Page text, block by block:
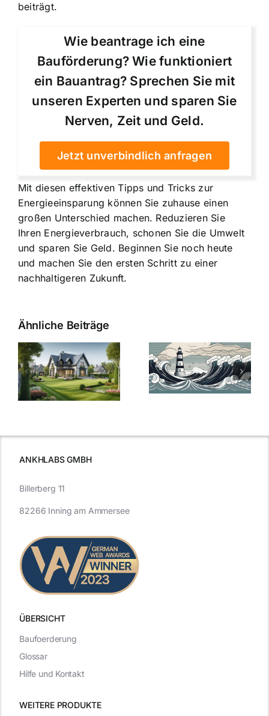
beiträgt.
Wie beantrage ich eine
Bauförderung? Wie funktioniert
ein Bauantrag? Sprechen Sie mit
unseren Experten und sparen Sie
Nerven, Zeit und Geld.
Jetzt unverbindlich anfragen
Mit diesen effektiven Tipps und Tricks zur
Energieeinsparung können Sie zuhause einen
großen Unterschied machen. Reduzieren Sie
Ihren Energieverbrauch, schonen Sie die Umwelt
und sparen Sie Geld. Beginnen Sie noch heute
und machen Sie den ersten Schritt zu einer
nachhaltigeren Zukunft.
Ähnliche Beiträge
Bauzinsen im
Sturm: Die
aktuelle
Entwicklung
Die Evolution
der
Bauzinsen: Ein
Blick in die
ANKHLABS GMBH
ÜBERSICHT
WEITERE PRODUKTE
Billerberg 11
82266 Inning am Ammersee
Baufoerderung
Glossar
Hilfe und Kontakt